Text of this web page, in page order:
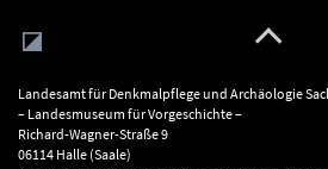
Landesamt für Denkmalpflege und Archäologie
– Landesmuseum für Vorgeschichte –
Richard-Wagner-Straße 9
06114 Halle (Saale)